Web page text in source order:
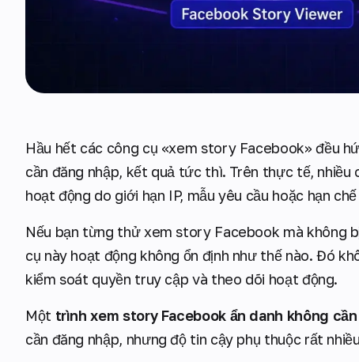
Hầu hết các công cụ «xem story Facebook» đều
cần đăng nhập, kết quả tức thì. Trên thực tế,
hoạt động do giới hạn IP, mẫu yêu cầu hoặc hạn
Nếu bạn từng thử xem story Facebook mà không
cụ này hoạt động không ổn định như thế nào. Đó
kiểm soát quyền truy cập và theo dõi hoạt động.
Một trình xem story Facebook ẩn danh không
cần đăng nhập, nhưng độ tin cậy phụ thuộc rất